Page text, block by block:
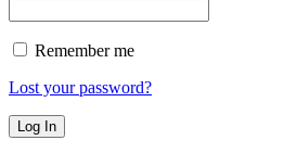
Remember me
Lost your password?